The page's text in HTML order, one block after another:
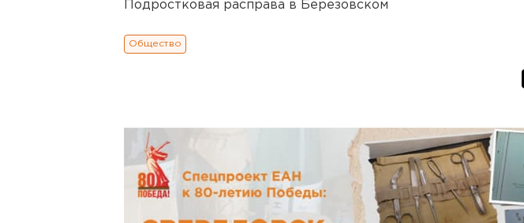
Подростковая расправа в Березовском
Общество